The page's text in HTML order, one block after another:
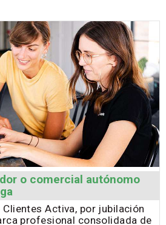
o comercial autónomo
Clientes Activa, por jubilación
profesional consolidada de